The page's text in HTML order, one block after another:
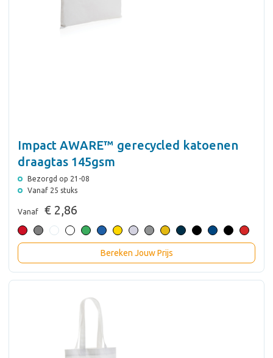
Impact AWARE™ gerecycled katoenen
draagtas 145gsm
Bezorgd op 21-08
Vanaf 25 stuks
Vanaf € 2,86
Bereken Jouw Prijs